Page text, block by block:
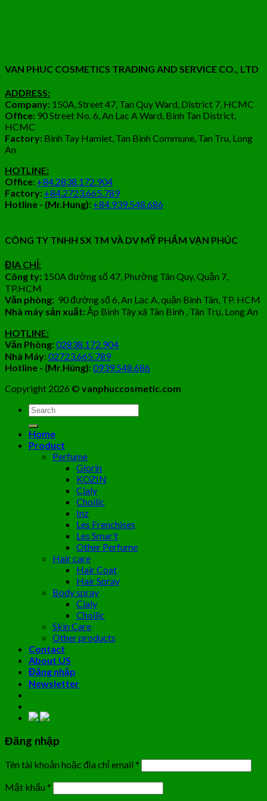
VAN PHUC COSMETICS TRADING AND SERVICE CO., LTD
ADDRESS:
Company: 150A, Street 47, Tan Quy Ward, District 7, HCMC
Office: 90 Street No. 6, An Lac A Ward, Binh Tan District,
HCMC
Factory: Binh Tay Hamlet, Tan Binh Commune, Tan Tru, Long
An
HOTLINE:
Office: +84.2838.172.904
Factory: +84.2723.665.789
Hotline - (Mr.Hung): +84.939.548.686
CÔNG TY TNHH SX TM VÀ DV MỸ PHẨM VẠN PHÚC
ĐỊA CHỈ:
Công ty: 150A đường số 47, Phường Tân Quy, Quận 7,
TP.HCM
Văn phòng: 90 đường số 6, An Lạc A, quận Bình Tân, TP. HCM
Nhà máy sản xuất:Ấp Bình Tây xã Tân Bình , Tân Trụ, Long An
HOTLINE:
Văn Phòng:02838.172.904
Nhà Máy:02723.665.789
Hotline - (Mr.Hùng):0939.548.686
Copyright 2026 © vanphuccosmetic.com
Tìm
kiếm:
Home
Product
Perfume
Glorin
KOZIN
Cialy
Choilic
Inz
Les Frenchises
Les Smar’t
Other Perfume
Hair care
Hair Coat
Hair Spray
Body spray
Cialy
Choilic
Skin Care
Other products
Contact
About US
Đăng nhập
Newsletter
Đăng nhập
Tên tài khoản hoặc địa chỉ email *
Mật khẩu *